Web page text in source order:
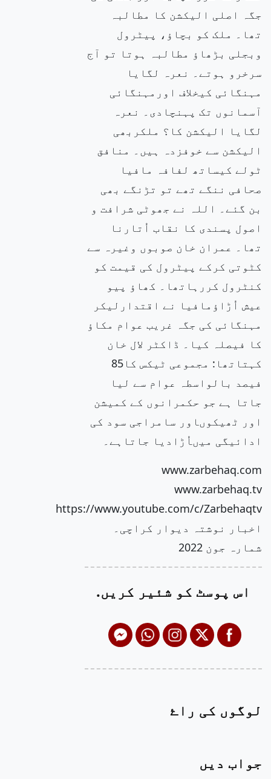
جگہ اصلی الیکشن کا مطالبہ
تھا۔ ملک کو بچاؤ، پیٹرول
وبجلی بڑھاؤ مطالبہ ہوتا تو آج
سرخرو ہوتے۔ نعرہ لگایا
مہنگائی کیخلاف اورمہنگائی
آسمانوں تک پہنچادی۔ نعرہ
لگایا الیکشن کا؟ ملکربھی
الیکشن سے خوفزدہ ہیں۔ منافق
ٹولے کیساتھ لفافہ مافیا
صحافی ننگے تھے تو تڑنگے بھی
بن گئے۔ اللہ نے جھوٹی شرافت و
اصول پسندی کا نقاب اُتارنا
تھا۔ عمران خان صوبوں وغیرہ سے
کٹوتی کرکے پیٹرول کی قیمت کو
کنٹرول کررہاتھا۔ کھاؤ پیو
عیش اُڑاؤمافیا نے اقتدارلیکر
مہنگائی کی جگہ غریب عوام مکاؤ
کا فیصلہ کیا۔ ڈاکٹر لال خان
کہتاتھا: مجموعی ٹیکس کا85
فیصد بالواسطہ عوام سے لیا
جاتا ہے جو حکمرانوں کے کمیشن
اور ٹھیکوںاور سامراجی سود کی
ادائیگی میںاُڑادیا جاتاہے۔
www.zarbehaq.com
www.zarbehaq.tv
https://www.youtube.com/c/Zarbehaqtv
اخبار نوشتہ دیوار کراچی۔
شمارہ جون 2022
اس پوسٹ کو شئیر کریں.
لوگوں کی راۓ
جواب دیں